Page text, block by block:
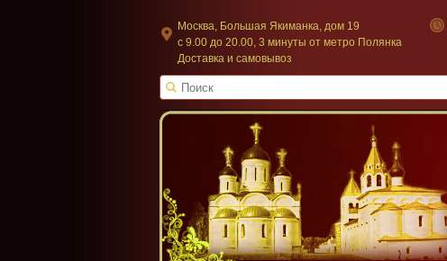
Москва, Большая Якиманка, дом 19
c 9.00 до 20.00, 3 минуты от метро Полянка
Доставка и самовывоз